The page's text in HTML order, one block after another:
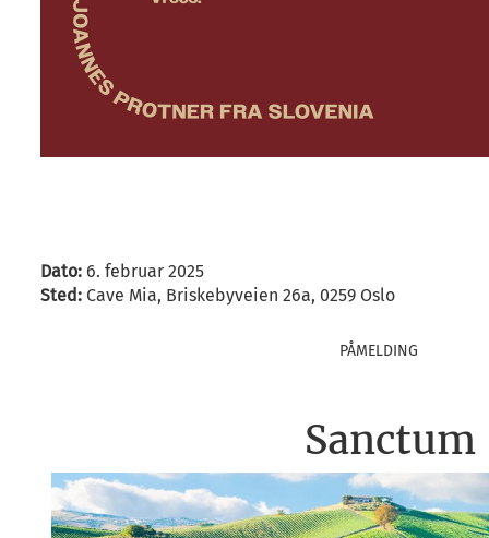
Dato: 6. februar 2025
Sted: Cave Mia, Briskebyveien 26a, 0259 Oslo
PÅMELDING
Sanctum